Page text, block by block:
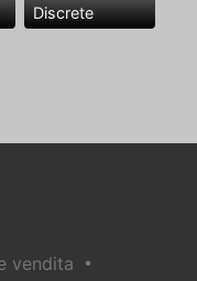
Discrete
vendita •